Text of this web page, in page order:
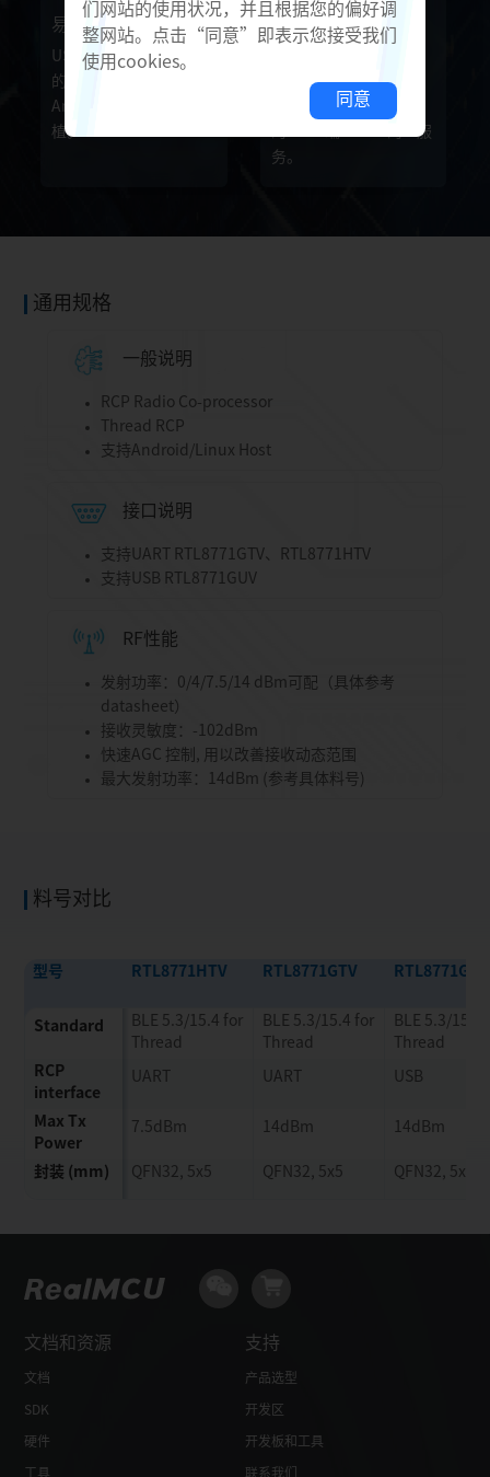
易移植
USB和UART，配合成熟
的SDK，很方便地完成
Android/Linux平台移
植。
全生态支持
RCP作为网关，对于全
生态客人一样提供对应
的Node端device的IC服
务。
通用规格
一般说明
RCP Radio Co-processor
Thread RCP
支持Android/Linux Host
接口说明
支持UART RTL8771GTV、RTL8771HTV
支持USB RTL8771GUV
RF性能
发射功率：0/4/7.5/14 dBm可配（具体参考
datasheet）
接收灵敏度：-102dBm
快速AGC 控制, 用以改善接收动态范围
最大发射功率：14dBm (参考具体料号)
料号对比
型号 RTL8771HTV RTL8771GTV RTL8771GUV
Standard
BLE 5.3/15.4 for
Thread
BLE 5.3/15.4 for
Thread
BLE 5.3/15.4
Thread
RCP
interface
UART UART USB
Max Tx
Power
7.5dBm 14dBm 14dBm
封装 (mm) QFN32, 5x5 QFN32, 5x5 QFN32, 5x5
文档和资源
文档
SDK
硬件
支持
产品选型
开发区
开发板和工具
们网站的使用状况，并且根据您的偏好调
整网站。点击“同意”即表示您接受我们
使用cookies。
同意